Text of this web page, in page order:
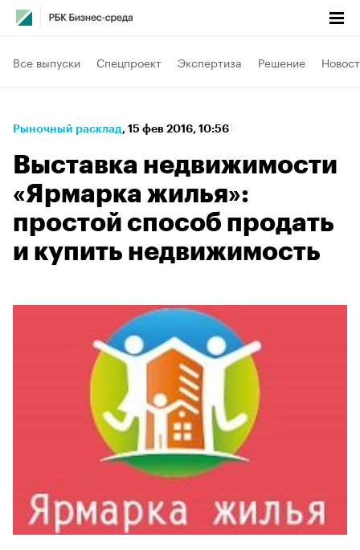
Все выпуски Спецпроект Экспертиза Решение
Рыночный расклад⁠, 15 фев 2016, 10:56
Выставка недвижимости
«Ярмарка жилья»:
простой способ продать
и купить недвижимость